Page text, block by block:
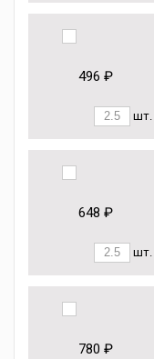
496 ₽
шт.
648 ₽
шт.
780 ₽